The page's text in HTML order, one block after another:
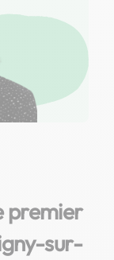
premier
sur-